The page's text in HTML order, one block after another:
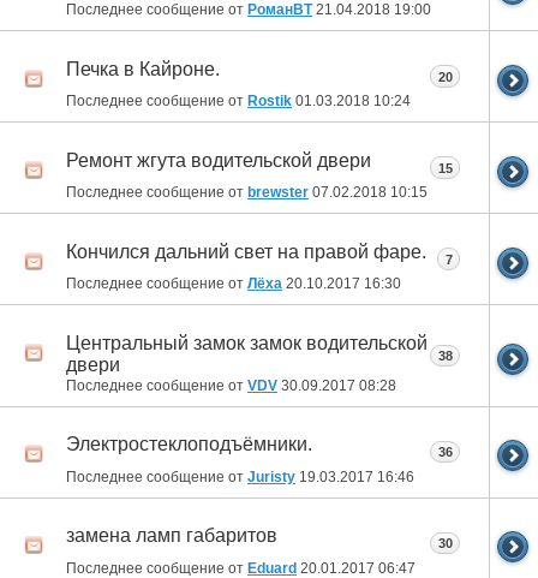
Последнее сообщение от РоманВТ21.04.2018 19:00
Печка в Кайроне.
Последнее сообщение от Rostik 01.03.2018 10:24
20
Ремонт жгута водительской двери
Последнее сообщение от brewster 07.02.2018 10:15
15
Кончился дальний свет на правой фаре.
Последнее сообщение от Лёха 20.10.2017 16:30
7
Центральный замок замок водительской
двери
Последнее сообщение от VDV 30.09.2017 08:28
38
Электростеклоподъёмники.
Последнее сообщение от Juristy 19.03.2017 16:46
36
замена ламп габаритов
Последнее сообщение от Eduard 20.01.2017 06:47
30